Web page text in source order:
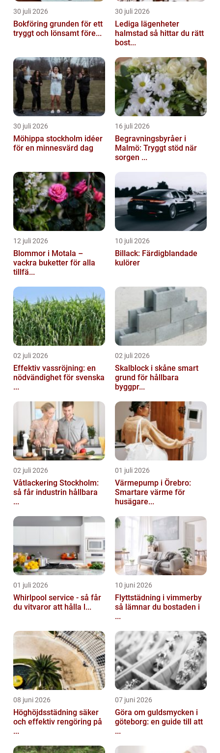
30 juli 2026
Bokföring grunden för ett
tryggt och lönsamt före...
30 juli 2026
Lediga lägenheter
halmstad så hittar du rätt
bost...
30 juli 2026
Möhippa stockholm idéer
för en minnesvärd dag
16 juli 2026
Begravningsbyråer i
Malmö: Tryggt stöd när
sorgen ...
12 juli 2026
Blommor i Motala –
vackra buketter för alla
tillfä...
10 juli 2026
Billack: Färdigblandade
kulörer
02 juli 2026
Effektiv vassröjning: en
nödvändighet för svenska
...
02 juli 2026
Skalblock i skåne smart
grund för hållbara
byggpr...
02 juli 2026
Våtlackering Stockholm:
så får industrin hållbara
...
01 juli 2026
Värmepump i Örebro:
Smartare värme för
husägare...
01 juli 2026
Whirlpool service - så får
du vitvaror att hålla l...
10 juni 2026
Flyttstädning i vimmerby
så lämnar du bostaden i
...
08 juni 2026
Höghöjdsstädning säker
och effektiv rengöring på
...
07 juni 2026
Göra om guldsmycken i
göteborg: en guide till att
...